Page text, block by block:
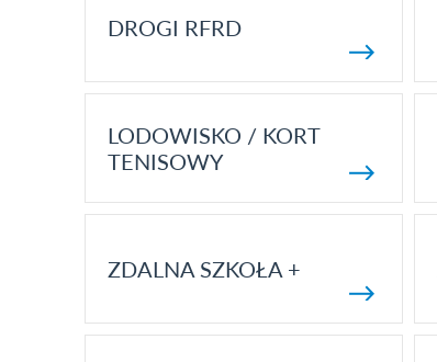
DROGI RFRD
LODOWISKO / KORT
TENISOWY
ZDALNA SZKOŁA +